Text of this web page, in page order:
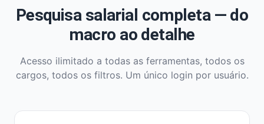
Pesquisa salarial completa — do
macro ao detalhe
Acesso ilimitado a todas as ferramentas, todos os
cargos, todos os filtros. Um único login por usuário.